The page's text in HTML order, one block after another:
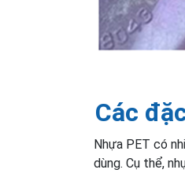
Các
Nhựa PET có
dùng. Cụ thể,